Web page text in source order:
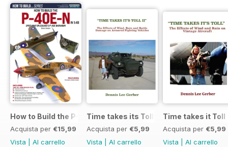
How to Build the P-40E-N in 1:48
Acquista per €15,99
Vista
Al carrello
Time takes its Toll AFV
Acquista per €5,99
Vista
Al carrello
Time takes it Toll
Acquista per €5,99
Vista
Al carrello